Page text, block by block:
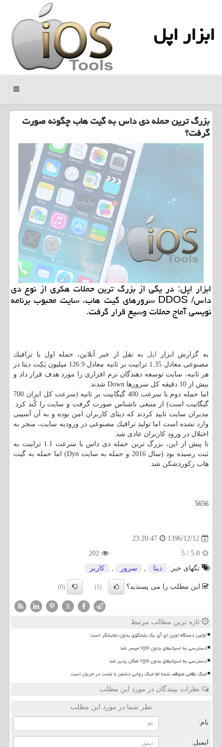
ابزار اپل
منو
بزرگ ترین حمله دی داس به گیت هاب چگونه صورت
گرفت؟
ابزار اپل: در یگی از بزرگ ترین حملات هكری از نوع دی
داس/ DDOS سرورهای گیت هاب، سایت محبوب برنامه
نویسی آماج حملات وسیع قرار گرفت.
به گزارش ابزار اپل به نقل از خبر آنلاین، حمله اول با ترافیك
مصنوعی معادل 1.35 ترابیت بر ثانیه معادل 126.9 میلیون پَكِت دیتا در
هر ثانیه، سایت توسعه دهندگان نرم افزاری را مورد هدف قرار داد و
بیش از 10 دقیقه كل سرورها Down شدند.
اما حمله دوم با سرعت 400 گیگابیت بر ثانیه (سرعت كل ایران 700
گیگابیت است) از منبعی ناشناس صورت گرفت و سایت را كُند كرد.
مدیران سایت تایید كردند كه دیتای كاربران امن بوده و به آن آسیبی
وارد نشده است اما تولید ترافیك مصنوعی در ورودیه سایت، منجر به
اختلال در ورود كاربران عادی شد.
تا پیش از این، بزرگ ترین حمله دی داس با سرعت 1.1 ترابیت به
ثبت رسیده بود (سال 2016 و حمله به سایت Dyn) اما حمله به گیت
هاب ركوردشكن شد.
5656
1396/12/12
23:20:47
5.0
/
5
202
تگهای خبر:
دیتا , سرور , كاربر
این مطلب را می پسندید؟ (1)
(0)
X
تازه ترین مطالب مرتبط
اولین دستگاه اوپن ای آی یک بلندگوی بدون نمایشگر است
دسترسی به اسپاتیفای بدون vpn میسر شد
دسترسی به اسپاتیفای بدون vpn امکان پذیر شد
جنگ نظامی متوقف شده اما جنگ روانی دشمن با شدت در جریان است
نظرات بینندگان در مورد این مطلب
نظر شما در مورد این مطلب
نام:
ایمیل: